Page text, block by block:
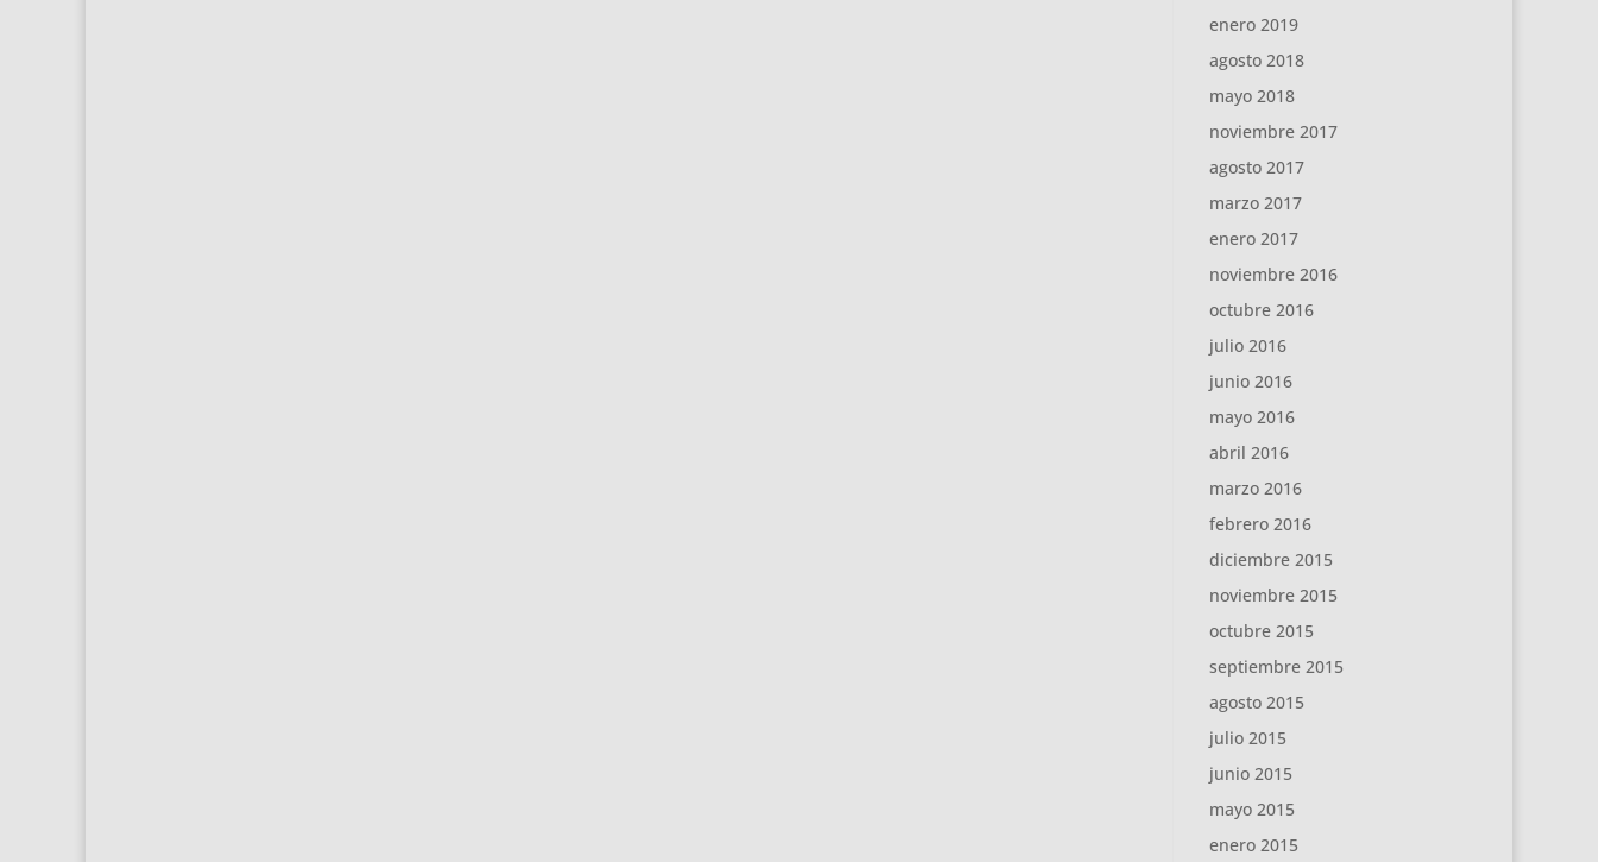
enero 2019
agosto 2018
mayo 2018
noviembre 2017
agosto 2017
marzo 2017
enero 2017
noviembre 2016
octubre 2016
julio 2016
junio 2016
mayo 2016
abril 2016
marzo 2016
febrero 2016
diciembre 2015
noviembre 2015
octubre 2015
septiembre 2015
agosto 2015
julio 2015
junio 2015
mayo 2015
enero 2015